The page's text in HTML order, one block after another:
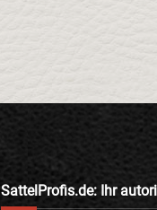
SattelProfis.de: Ihr